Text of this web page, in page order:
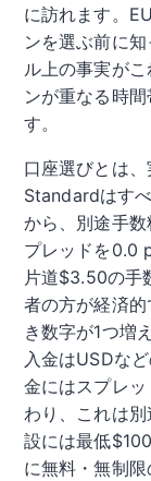
に訪れます。
ンを選ぶ前に
ル上の事実が
ンが重なる時
す。
口座選びとは、
Standardはす
から、別途手
プレッドを0.0
片道$3.50の手
者の方が経済
き数字が1つ増
入金はUSDな
金にはスプレ
わり、これは
設には最低
に無料・無制